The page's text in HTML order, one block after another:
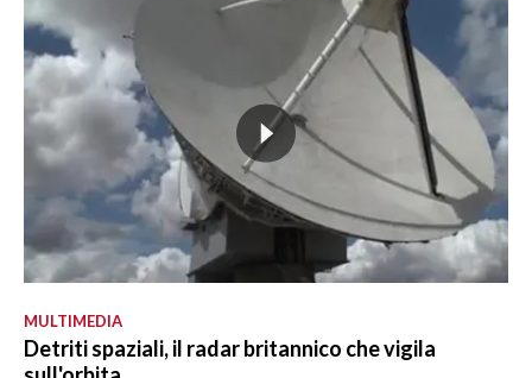
MULTIMEDIA
Detriti spaziali, il radar britannico che vigila